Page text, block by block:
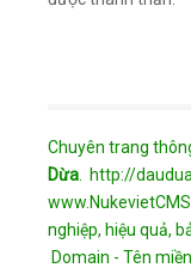
Chuyên trang
Dừa
http://
nghiệp, hiệu quả,
Domain - Tên miền